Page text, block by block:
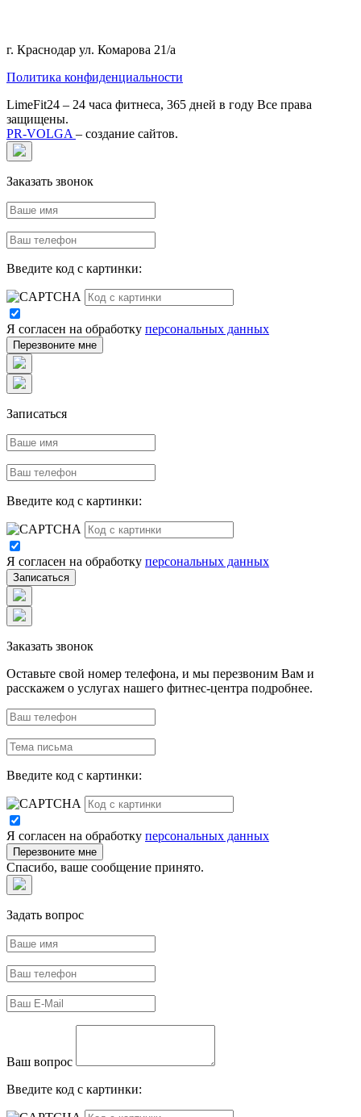
г. Краснодар ул. Комарова 21/а
Политика конфиденциальности
LimeFit24 – 24 часа фитнеса, 365 дней в году Все права
защищены.
PR-VOLGA – создание сайтов.
Заказать звонок
Введите код с картинки:
Я согласен на обработку персональных данных
Записаться
Введите код с картинки:
Я согласен на обработку персональных данных
Заказать звонок
Оставьте свой номер телефона, и мы перезвоним Вам и
расскажем о услугах нашего фитнес-центра подробнее.
Введите код с картинки:
Я согласен на обработку персональных данных
Спасибо, ваше сообщение принято.
Задать вопрос
Ваш вопрос
Введите код с картинки: